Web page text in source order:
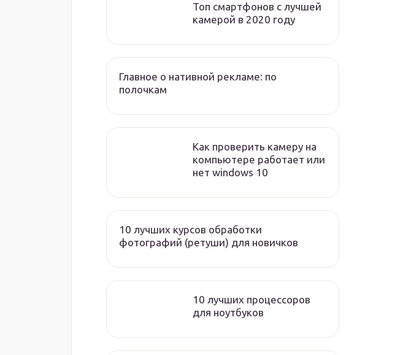
Топ смартфонов с лучшей
камерой в 2020 году
Главное о нативной рекламе: по
полочкам
Как проверить камеру на
компьютере работает или
нет windows 10
10 лучших курсов обработки
фотографий (ретуши) для новичков
10 лучших процессоров
для ноутбуков